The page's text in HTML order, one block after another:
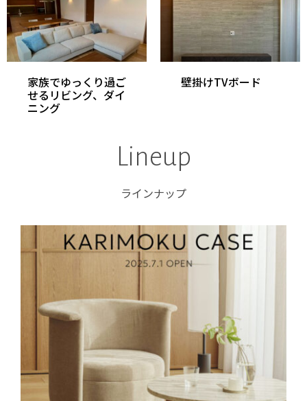
家族でゆっくり過ご
せるリビング、ダイ
ニング
壁掛けTVボード
Lineup
ラインナップ